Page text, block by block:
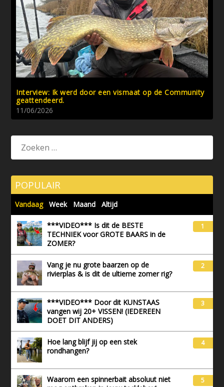
Interview: Ik werd door een vismaat op de Community
geattendeerd.
11/06/2026
POPULAIR
Vandaag Week Maand Altijd
***VIDEO*** Is dit de BESTE
TECHNIEK voor GROTE BAARS in de
ZOMER?
1
Vang je nu grote baarzen op de
rivierplas & is dit de ultieme zomer rig?
2
***VIDEO*** Door dit KUNSTAAS
vangen wij 20+ VISSEN! (IEDEREEN
DOET DIT ANDERS)
3
Hoe lang blijf jij op een stek
rondhangen?
4
Waarom een spinnerbait absoluut niet
5